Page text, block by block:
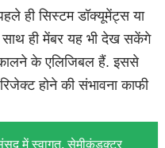
ही सिस्टम डॉक्यूमेंट्स या
साथ ही मेंबर यह भी देख सकेंगे
के एलिजिबल हैं. इससे
होने की संभावना काफी
में स्वागत, सेमीकंडक्टर